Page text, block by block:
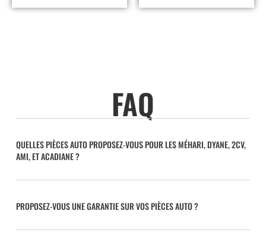
FAQ
QUELLES PIÈCES AUTO PROPOSEZ-VOUS POUR LES MÉHARI, DYANE, 2CV,
AMI, ET ACADIANE ?
PROPOSEZ-VOUS UNE GARANTIE SUR VOS PIÈCES AUTO ?